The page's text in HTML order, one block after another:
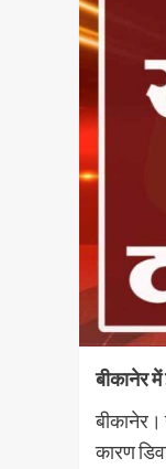
बीकानेर
कारण